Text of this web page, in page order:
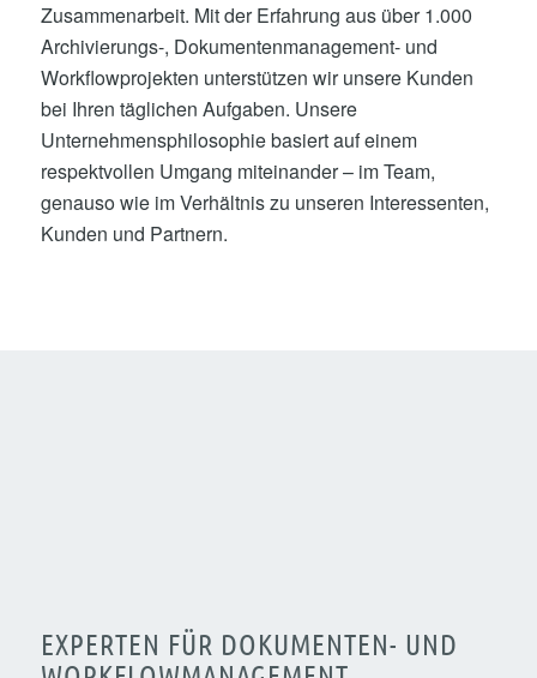
Zusammenarbeit. Mit der Erfahrung aus über 1.000
Archivierungs-, Dokumentenmanagement- und
Workflowprojekten unterstützen wir unsere Kunden
bei Ihren täglichen Aufgaben. Unsere
Unternehmensphilosophie basiert auf einem
respektvollen Umgang miteinander – im Team,
genauso wie im Verhältnis zu unseren Interessenten,
Kunden und Partnern.
EXPERTEN FÜR DOKUMENTEN- UND